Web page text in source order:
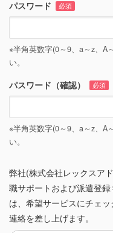
先日簿記3級を取得したの
もしインターンや学生向
いと思い、応募しました。
パスワード 必須
※半角英数字(0～9、a～z、A
い。
パスワード（確認） 必須
※半角英数字(0～9、a～z、A
い。
弊社(株式会社レックスア
職サポートおよび派遣登
は、希望サービスにチェ
連絡を差し上げます。